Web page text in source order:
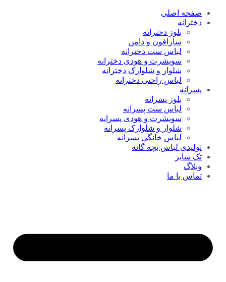
صفحه اصلی
دخترانه
بلوز دخترانه
سارافون و دامن
لباس ست دخترانه
سویشرت و هودی دخترانه
شلوار و شلوارک دخترانه
لباس راحتی دخترانه
پسرانه
بلوز پسرانه
لباس ست پسرانه
سویشرت و هودی پسرانه
شلوار و شلوارک پسرانه
لباس خانگی پسرانه
تولیدی لباس بچه گانه
تک سایز
وبلاگ
تماس با ما